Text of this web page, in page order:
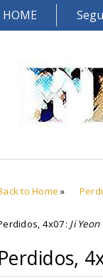
HOME
to Home »
4x07: Ji Yeon
Perdidos,